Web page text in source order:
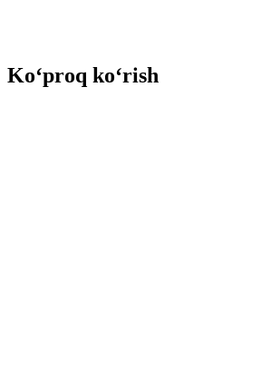
Ko‘proq ko‘rish